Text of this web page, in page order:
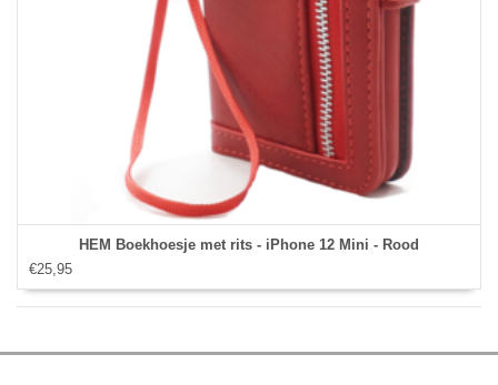
HEM Boekhoesje met rits - iPhone 12 Mini - Rood
€25,95